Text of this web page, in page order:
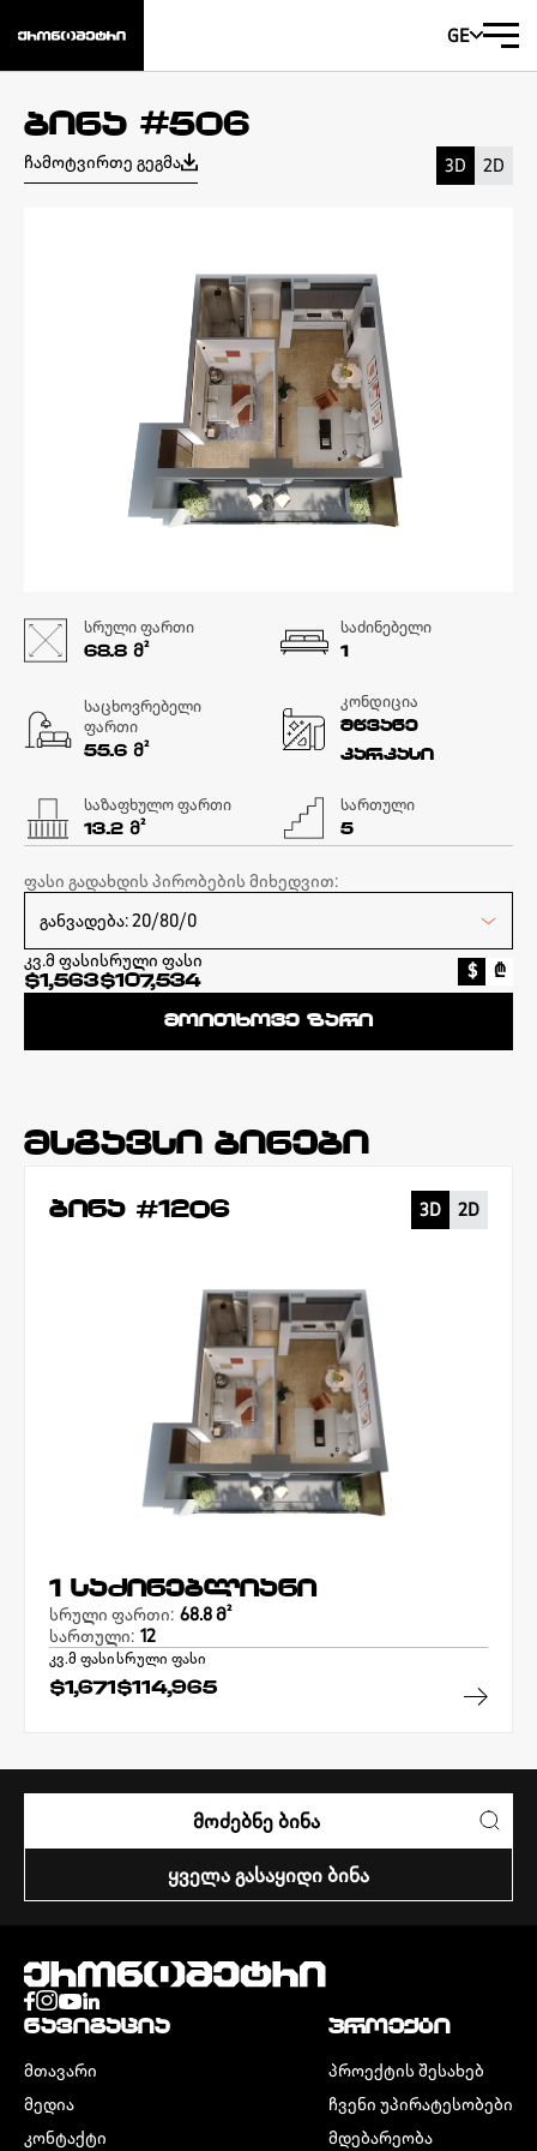
GE
ბინა #506
ჩამოტვირთე გეგმა 3D 2D
სრული ფართი
68.8 Მ²
საძინებელი
1
საცხოვრებელი
ფართი
55.6 Მ²
კონდიცია
მწვანე
კარკასი
საზაფხულო ფართი
13.2 Მ²
სართული
5
ფასი გადახდის პირობების მიხედვით:
კვ.მ ფასი
$1,563
სრული ფასი
$107,534 $ ₾
მოითხოვე ზარი
მსგავსი ბინები
ბინა #1206 3D 2D
1 საძინებლიანი
სრული ფართი: 68.8 Მ²
სართული: 12
კვ.მ ფასი
$1,671
სრული ფასი
$114,965
ᲛᲝᲫᲔᲑᲜᲔ ᲑᲘᲜᲐ
ᲧᲕᲔᲚᲐ ᲒᲐᲡᲐᲧᲘᲓᲘ ᲑᲘᲜᲐ
ᲜᲐᲕᲘᲒᲐᲪᲘᲐ
ᲛᲗᲐᲕᲐᲠᲘ
ᲛᲔᲓᲘᲐ
ᲙᲝᲜᲢᲐᲥᲢᲘ
ᲞᲠᲝᲔᲥᲢᲘ
ᲞᲠᲝᲔᲥᲢᲘᲡ ᲨᲔᲡᲐᲮᲔᲑ
ᲩᲕᲔᲜᲘ ᲣᲞᲘᲠᲐᲢᲔᲡᲝᲑᲔᲑᲘ
ᲛᲓᲔᲑᲐᲠᲔᲝᲑᲐ